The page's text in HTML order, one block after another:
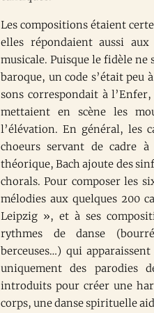
Les compositions étaient
elles répondaient aussi
musicale. Puisque le fidèle
baroque, un code s’était peu
sons correspondait à
mettaient en scène les
l’élévation. En général, les
choeurs servant de cadre
théorique, Bach ajoute des
chorals. Pour composer les
mélodies aux quelques 200
Leipzig », et à ses
rythmes de danse
berceuses…) qui
uniquement des parodies
introduits pour créer une
corps, une danse spirituelle